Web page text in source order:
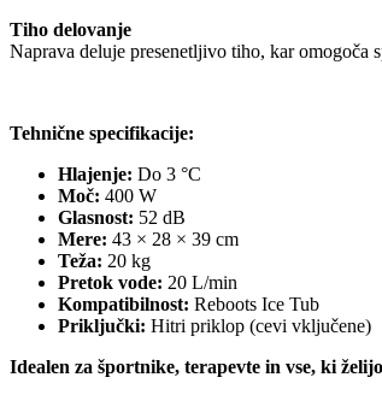
Tiho delovanje
Naprava deluje presenetljivo tiho, kar omogoča
Tehnične specifikacije:
Hlajenje: Do 3 °C
Moč: 400 W
Glasnost: 52 dB
Mere: 43 × 28 × 39 cm
Teža: 20 kg
Pretok vode: 20 L/min
Kompatibilnost: Reboots Ice Tub
Priključki: Hitri priklop (cevi vključene)
Idealen za športnike, terapevte in vse, ki